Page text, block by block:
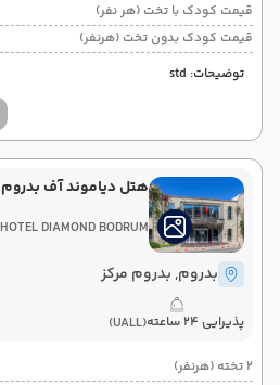
قیمت کودک با تخت (هر نفر)
قیمت کودک بدون تخت (هرنفر)
توضیحات: std
هتل دیاموند آف بدروم
HOTEL DIAMOND BODRUM
بدروم, بدروم مرکز
پذیرایی 24 ساعته (UALL)
2 تخته (هرنفر)